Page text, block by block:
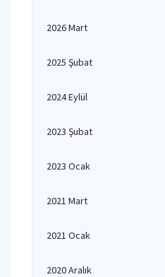
2026 Mart
2025 Şubat
2024 Eylül
2023 Şubat
2023 Ocak
2021 Mart
2021 Ocak
2020 Aralık